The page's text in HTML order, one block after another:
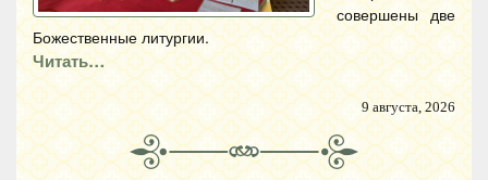
совершены две
Божественные литургии.
Читать…
9 августа, 2026